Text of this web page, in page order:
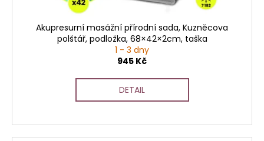
Akupresurní masážní přírodní sada, Kuzněcova
polštář, podložka, 68×42×2cm, taška
1 - 3 dny
945 Kč
DETAIL